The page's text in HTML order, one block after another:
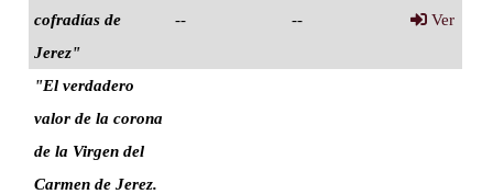
cofradías de
Jerez"
-- -- Ver
"El verdadero
valor de la corona
de la Virgen del
Carmen de Jerez.